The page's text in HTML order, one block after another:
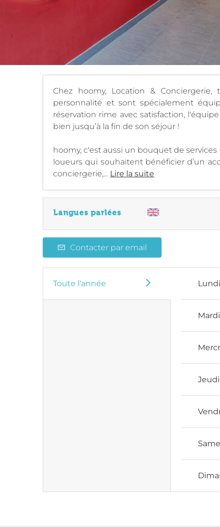
Chez hoomy, Location &
personnalité et sont spécialement
réservation rime avec satisfaction,
bien jusqu’à la fin de son séjour !
hoomy, c'est aussi un bouquet de
loueurs qui souhaitent bénéficier d’un
conciergerie,... Lire la suite
Langues parlées
Contacter par email
Toute l'année Lundi
Mardi
Jeudi